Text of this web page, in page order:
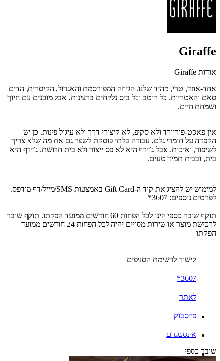
Giraffe
אודות Giraffe
אחד-אחד, טרי, מהיד שלנו. הגיוזה המפורסמת והאגרול, הקיסרית, הדים
סאם והאטריות. כל רוטב וכל ביס נלקחים ברצינות, אבל מוכנים עם חיוך
ושמחת חיים.
אין פאסט-פורוורד ולא סקיפ, לא קיצורי דרך ולא עיגול פינות. כן יש
הקפדה על חומרי גלם, עבודה בלתי פוסקת לשפר גם את מה שלא צריך
לשיפור, ואיכות. אבל ג’ירף היא לא פס ייצור ולא בית חרושת. ג’ירף היא
בית, ובבית תמיד טעים.
למימוש יש להציג את קוד ה-Gift Card באמצעות SMS/מייל/דף מודפס.
לפרטים נוספים: 3607*
תוקף שובר כספי הינו לכל הפחות 60 חודשים ממועד הפקתו. תוקף שובר
לרכישת מוצר או שירות מסויים יהיה לכל הפחות 24 חודשים ממועד
הפקתו
קישור לרשימת הסניפים
3607*
לאתר
פייסבוק
אינסטגרם
שובר כספי